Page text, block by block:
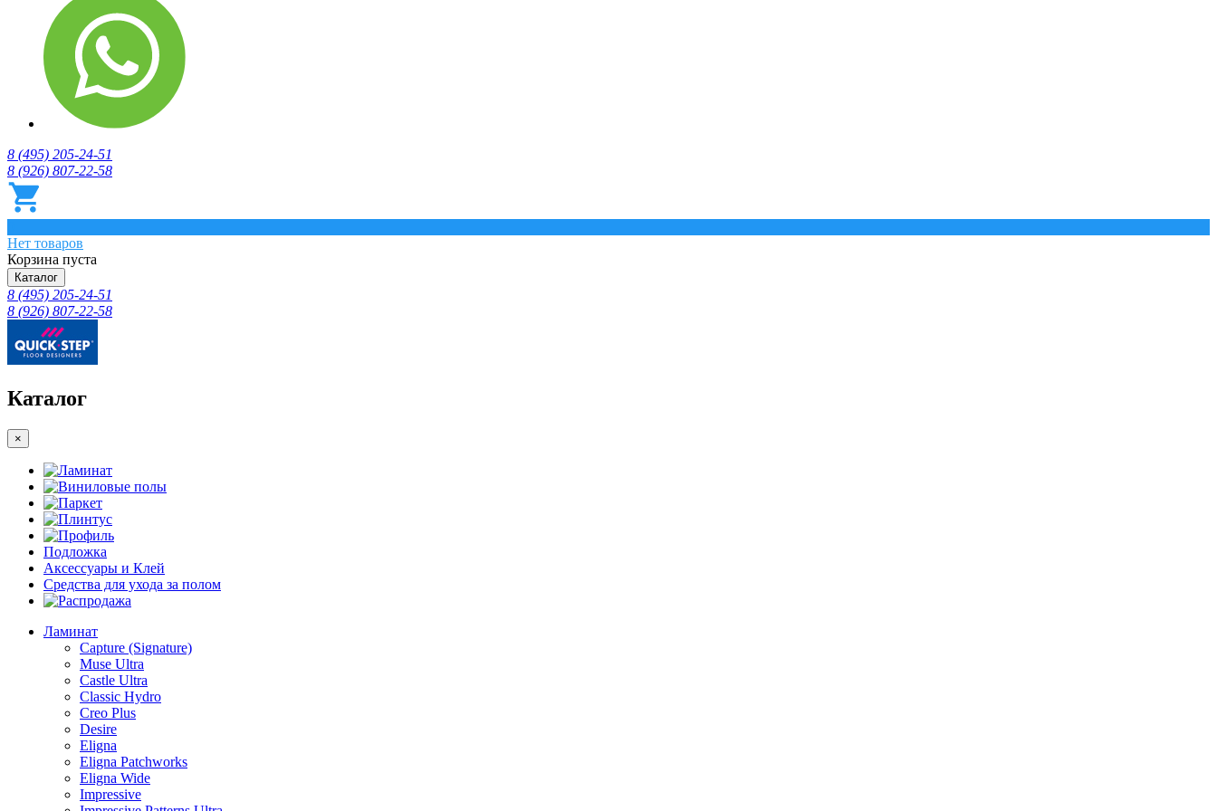
8 (495) 205-24-51
8 (926) 807-22-58
Нет товаров
Корзина пуста
Каталог
8 (495) 205-24-51
8 (926) 807-22-58
Каталог
×
Ламинат
Виниловые полы
Паркет
Плинтус
Профиль
Подложка
Аксессуары и Клей
Средства для ухода за полом
Распродажа
Ламинат
Capture (Signature)
Muse Ultra
Castle Ultra
Classic Hydro
Creo Plus
Desire
Eligna
Eligna Patchworks
Eligna Wide
Impressive